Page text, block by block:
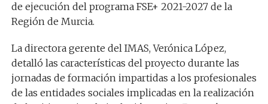
de ejecución del programa FSE+ 2021-2027 de la
Región de Murcia.
La directora gerente del IMAS, Verónica López,
detalló las características del proyecto durante las
jornadas de formación impartidas a los profesionales
de las entidades sociales implicadas en la realización